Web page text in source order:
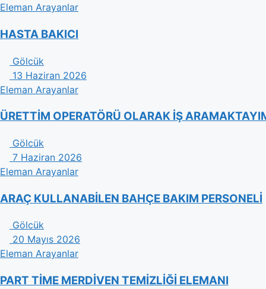
Eleman Arayanlar
HASTA BAKICI
Gölcük
13 Haziran 2026
Eleman Arayanlar
ÜRETTİM OPERATÖRÜ OLARAK İŞ
Gölcük
7 Haziran 2026
Eleman Arayanlar
ARAÇ KULLANABİLEN BAHÇE BAKIM PERSONELİ
Gölcük
20 Mayıs 2026
Eleman Arayanlar
PART TİME MERDİVEN TEMİZLİĞİ ELEMANI